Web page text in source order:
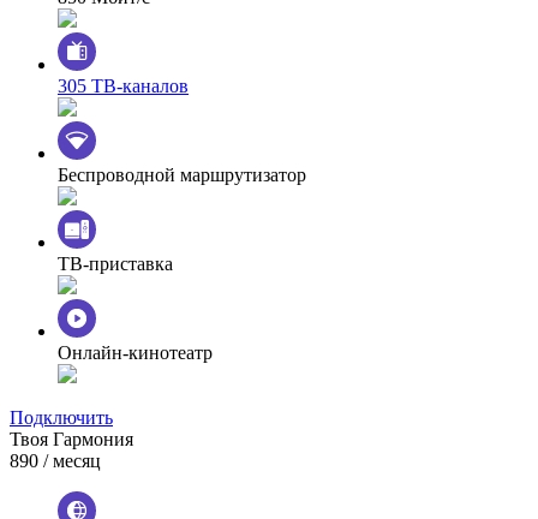
305 ТВ-каналов
Беспроводной маршрутизатор
ТВ-приставка
Онлайн-кинотеатр
Подключить
Твоя Гармония
890 / месяц